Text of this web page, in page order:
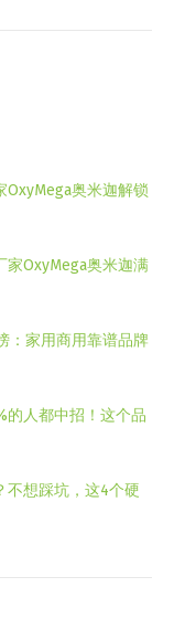
OxyMega奥米迦解锁
家OxyMega奥米迦满
：家用商用靠谱品牌
的人都中招！这个品
不想踩坑，这4个硬